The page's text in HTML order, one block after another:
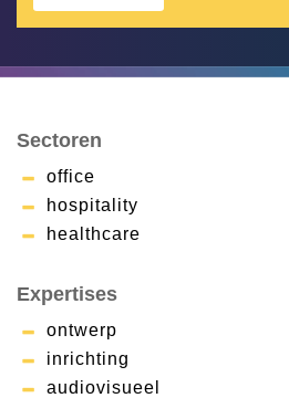
Sectoren
office
hospitality
healthcare
Expertises
ontwerp
inrichting
audiovisueel